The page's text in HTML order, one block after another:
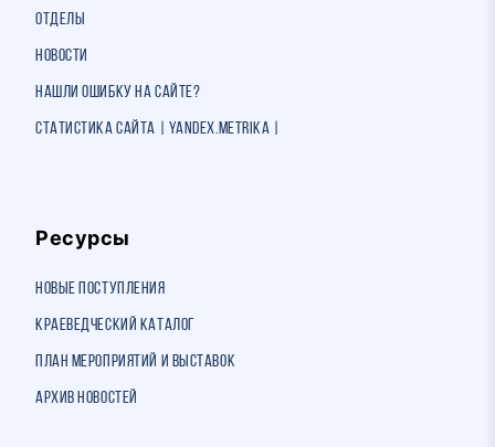
Отделы
Новости
Нашли ошибку на сайте?
Статистика сайта | Yandex.Metrika |
Ресурсы
Новые поступления
Краеведческий каталог
План мероприятий и выставок
Архив новостей